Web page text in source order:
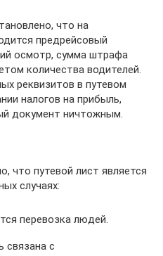
что на
предрейсовый
осмотр, сумма штрафа
количества водителей.
реквизитов в путевом
налогов на прибыль,
документ ничтожным.
что путевой лист является
случаях:
перевозка людей.
связана с